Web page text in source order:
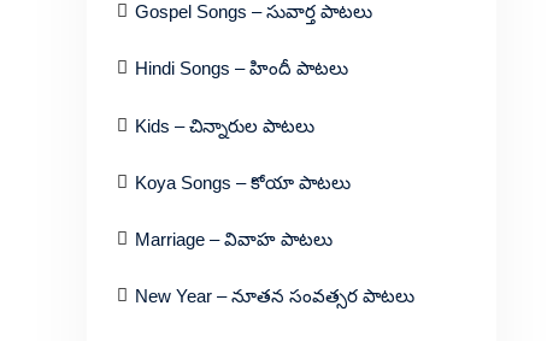
Gospel Songs – సువార్త పాటలు
Hindi Songs – హిందీ పాటలు
Kids – చిన్నారుల పాటలు
Koya Songs – కోయా పాటలు
Marriage – వివాహ పాటలు
New Year – నూతన సంవత్సర పాటలు